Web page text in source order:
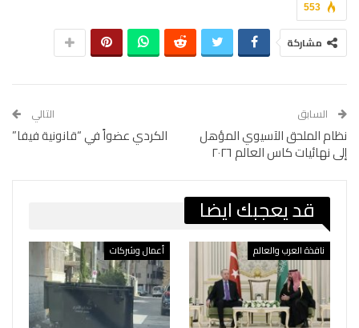
553
مشاركة
السابق
نظام الملحق الآسيوي المؤهل
إلى نهائيات كاس العالم ٢٠٢٦
التالي
الكردي عضواً في “قانونية فيفا”
قد يعجبك ايضا
نافذة العرب والعالم أعمال وشركات